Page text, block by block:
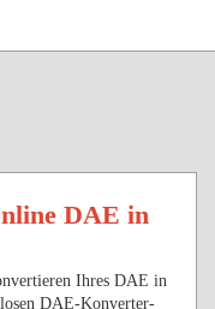
DAE in
Ihres DAE in
DAE-Konverter-